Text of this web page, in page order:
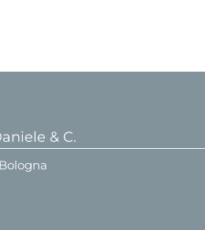
& C.